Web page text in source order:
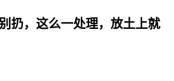
扔，这么一处理，放土上就